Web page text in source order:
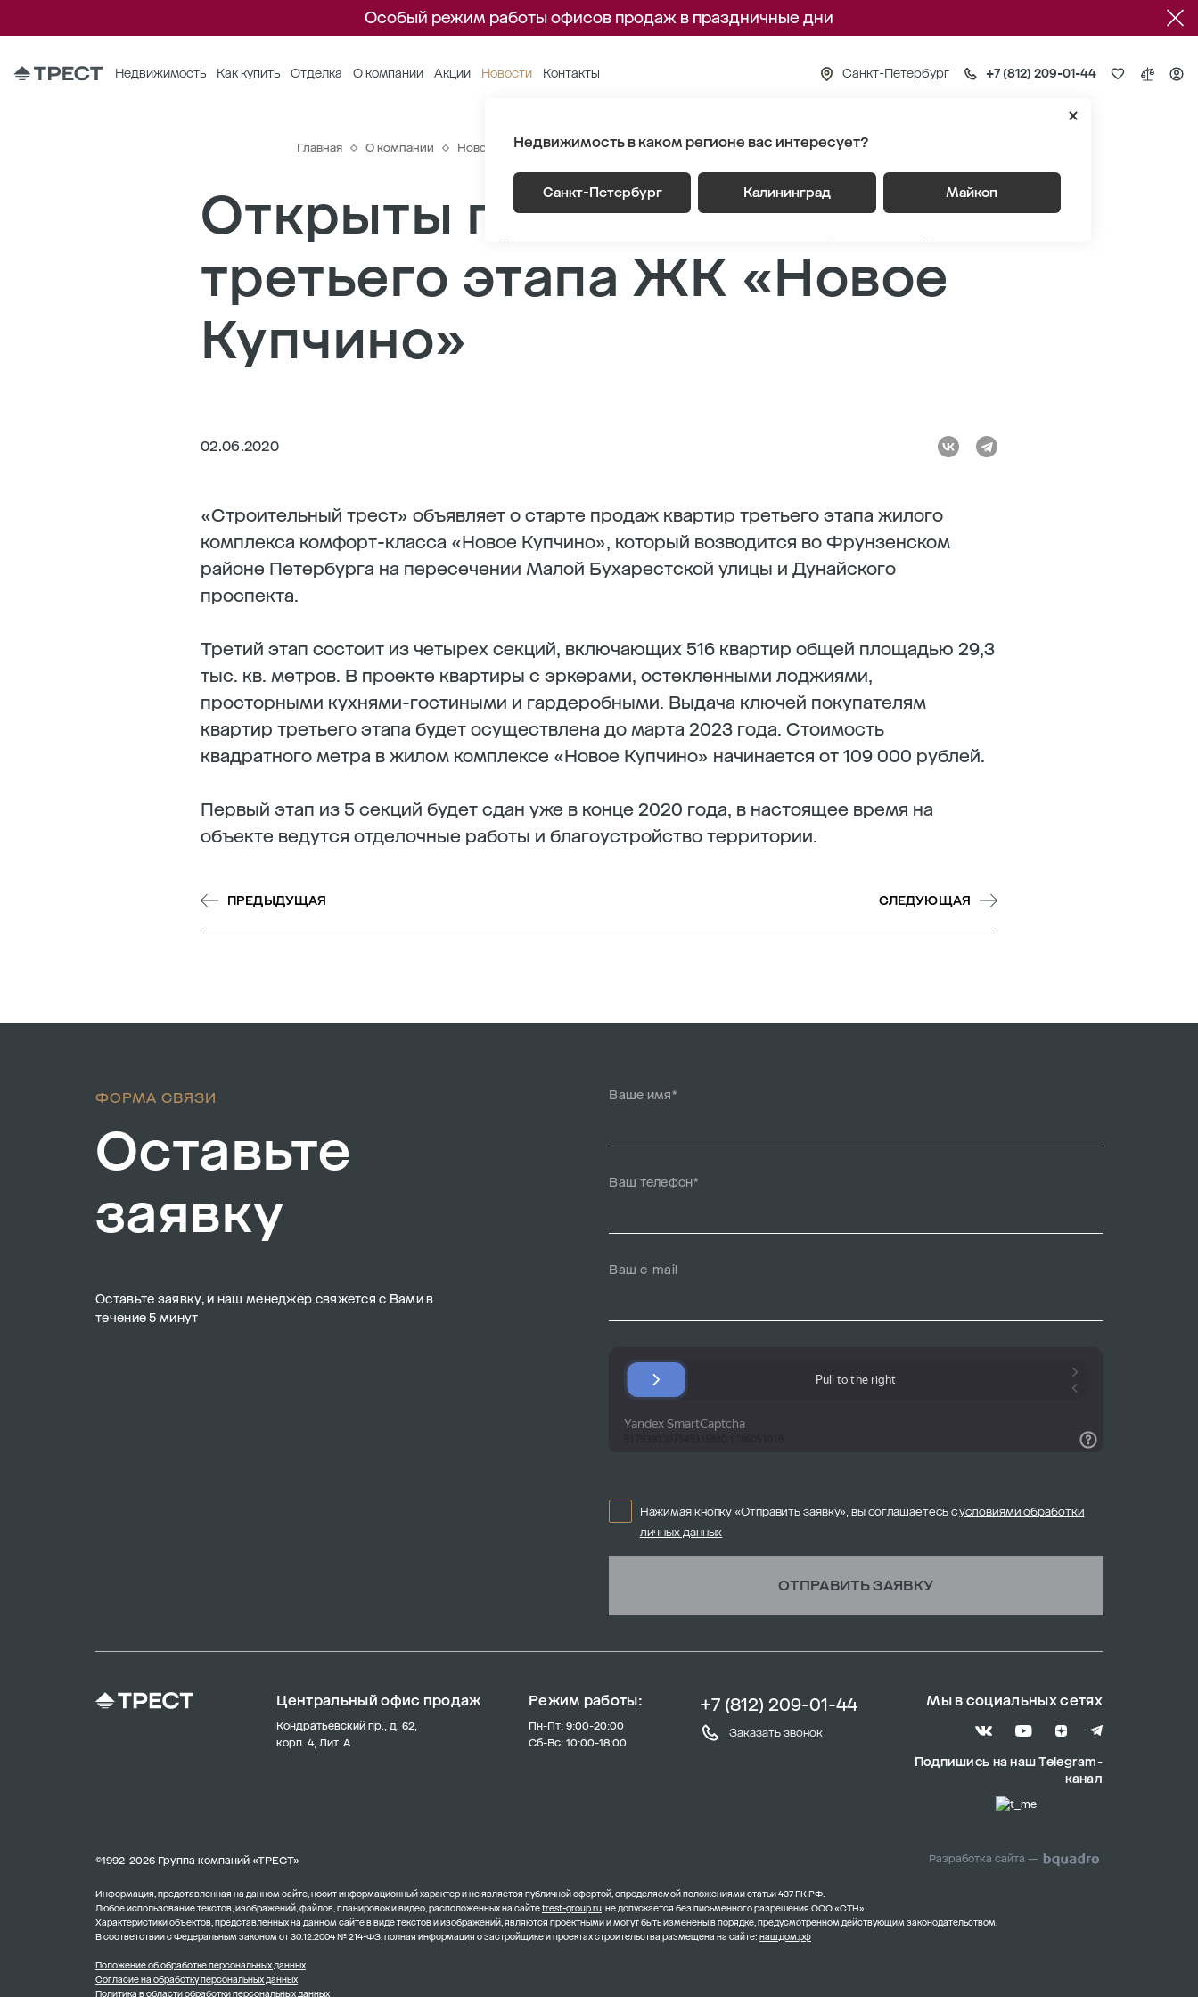
Особый режим работы офисов продаж в праздничные дни
Недвижимость Как купить Отделка О компании Акции Новости Контакты Санкт-Петербург +7 (812) 209-01-44
Недвижимость в каком регионе вас интересует?
Санкт-Петербург Калининград Майкоп
Главная О компании Новости Открыты продажи квартир третьего этапа ЖК «Новое Купчино»
Открыты продажи квартир
третьего этапа ЖК «Новое
Купчино»
02.06.2020
«Строительный трест» объявляет о старте продаж квартир третьего этапа жилого
комплекса комфорт-класса «Новое Купчино», который возводится во Фрунзенском
районе Петербурга на пересечении Малой Бухарестской улицы и Дунайского
проспекта.
Третий этап состоит из четырех секций, включающих 516 квартир общей площадью 29,3
тыс. кв. метров. В проекте квартиры с эркерами, остекленными лоджиями,
просторными кухнями-гостиными и гардеробными. Выдача ключей покупателям
квартир третьего этапа будет осуществлена до марта 2023 года. Стоимость
квадратного метра в жилом комплексе «Новое Купчино» начинается от 109 000 рублей.
Первый этап из 5 секций будет сдан уже в конце 2020 года, в настоящее время на
объекте ведутся отделочные работы и благоустройство территории.
ПРЕДЫДУЩАЯ СЛЕДУЮЩАЯ
ФОРМА СВЯЗИ
Оставьте
заявку
Оставьте заявку, и наш менеджер свяжется с Вами в
течение 5 минут
Ваше имя*
Ваш телефон*
Ваш e-mail
Нажимая кнопку «Отправить заявку», вы соглашаетесь сусловиями обработки
личных данных
ОТПРАВИТЬ ЗАЯВКУ
Центральный офис продаж
Кондратьевский пр., д. 62,
корп. 4, Лит. А
Режим работы:
Пн-Пт: 9:00-20:00
Сб-Вс: 10:00-18:00
+7 (812) 209-01-44
Заказать звонок
Мы в социальных сетях
Подпишись на наш Telegram-
канал
©1992-2026 Группа компаний «ТРЕСТ» Разработка сайта —
Информация, представленная на данном сайте, носит информационный характер и не является публичной офертой, определяемой положениями статьи 437 ГК РФ.
Любое использование текстов, изображений, файлов, планировок и видео, расположенных на сайтеtrest-group.ru, не допускается без письменного разрешения ООО «СТН».
Характеристики объектов, представленных на данном сайте в виде текстов и изображений, являются проектными и могут быть изменены в порядке, предусмотренном действующим законодательством.
В соответствии с Федеральным законом от 30.12.2004 № 214-ФЗ, полная информация о застройщике и проектах строительства размещена на сайте: наш.дом.рф
Положение об обработке персональных данных
Согласие на обработку персональных данных
Политика в области обработки персональных данных